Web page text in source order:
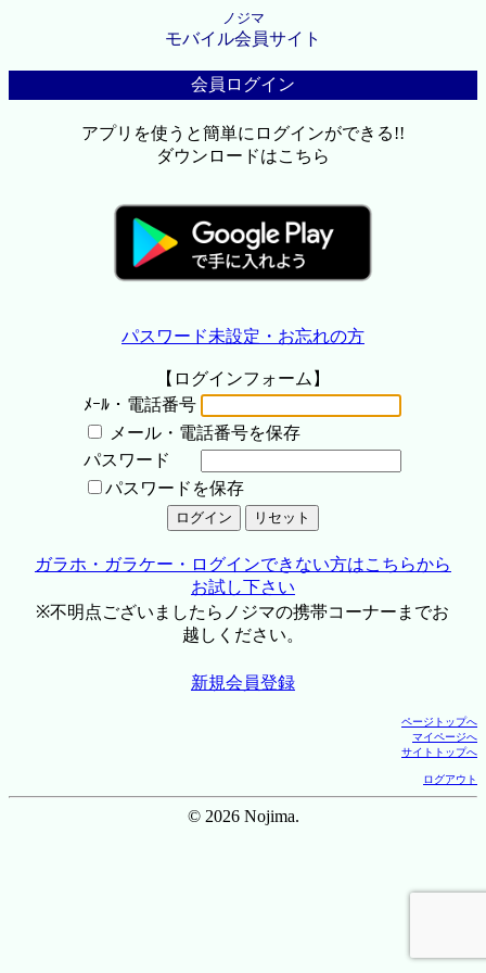
ノジマ
モバイル会員サイト
会員ログイン
アプリを使うと簡単にログインができる!!
ダウンロードはこちら
パスワード未設定・お忘れの方
【ログインフォーム】
ﾒｰﾙ・電話番号
メール・電話番号を保存
パスワード
パスワードを保存
ガラホ・ガラケー・ログインできない方はこちらから
お試し下さい
※不明点ございましたらノジマの携帯コーナーまでお
越しください。
新規会員登録
ページトップへ
マイページへ
サイトトップへ
ログアウト
© 2026 Nojima.